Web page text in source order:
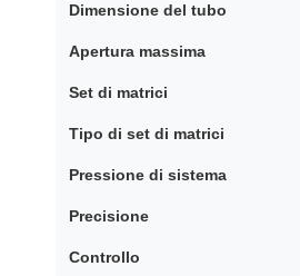
Dimensione del tubo
Apertura massima
Set di matrici
Tipo di set di matrici
Pressione di sistema
Precisione
Controllo